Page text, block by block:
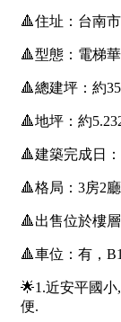
4房
屋齡
不拘
20-30 年
40 年以上